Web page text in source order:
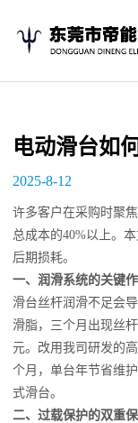
心
案
例
闻
资
讯
联
系
我
们
电动滑台如
2025-8-12
许多客户在采购时聚
总成本的40%以上。
后期损耗。
一、润滑系统的关键
滑台丝杆润滑不足会
滑脂，三个月出现丝
元。改用我司研发的
个月，单台年节省维
式滑台。
二、过载保护的双重